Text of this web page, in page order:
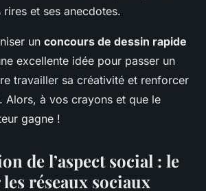
rires et ses anecdotes.
un concours de dessin rapide
excellente idée pour passer un
travailler sa créativité et renforcer
Alors, à vos crayons et que le
gagne !
de l’aspect social : le
réseaux sociaux